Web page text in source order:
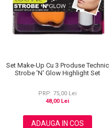
Set Make-Up Cu 3 Produse Technic
Strobe 'N' Glow Highlight Set
PRP: 75,00 Lei
48,00 Lei
ADAUGA IN COS